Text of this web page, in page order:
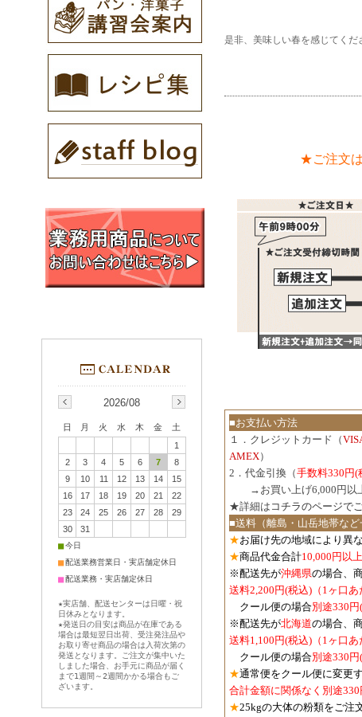
是非、美味しい春を感じてくだ
★ご注文は
■お支払い方法
１．クレジットカード（
AMEX）
2．代金引換（手数料330円(
→お買い上げ6,000円以
★詳細は コチラのページで
■送料（離島・山岳地帯など
★お届け先の地域により異
★商品代金合計10,000円以
※配送先が沖縄県の場合、
送料2,200円(税込)（1ヶ口あ
クール便の場合別途330
※配送先が北海道の場合、
送料1,100円(税込) （1ヶ口あ
クール便の場合別途330円
★通常便をクール便に変更
合計金額に関係なく別途330
★25kgの大体の粉類をご注
2026/08
日 月 火 水 木 金
土
1
2
3 4 5 6 7
8
9
10 11 12 13 14
15
16
17 18 19 20 21
22
23
24 25 26 27 28
29
30
31
■今日
■配送業務営業日・実店舗定休日
■配送業務・実店舗定休日
★実店舗、配送センターは日曜・祝
日休みとなります。
★発送日の目安は商品が在庫である
場合は最短翌日出荷、受注発注品や
お取り寄せ商品の場合は入荷次第の
発送となります。ご注文が集中いた
しました場合、お手元に商品が届く
まで1週間～2週間かかる場合もご
ざいます。